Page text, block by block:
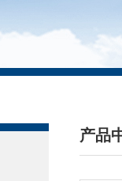
产品
/